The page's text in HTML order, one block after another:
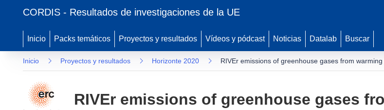
CORDIS - Resultados de investigaciones de la UE
Inicio Packs temáticos Proyectos y resultados Vídeos y pódcast Noticias Datalab Buscar
Inicio Proyectos y resultados Horizonte 2020 RIVEr emissions of greenhouse gases from warming
RIVEr emissions of greenhouse gases